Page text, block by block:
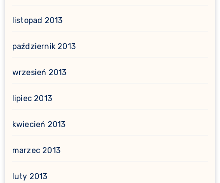
listopad 2013
październik 2013
wrzesień 2013
lipiec 2013
kwiecień 2013
marzec 2013
luty 2013